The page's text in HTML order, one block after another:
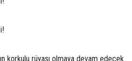
korkulu rüyası olmaya devam edecek